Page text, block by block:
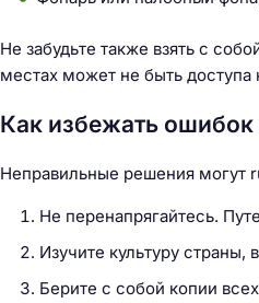
Не забудьте также взять с
местах может не быть доступа
Как избежать ошибок
Неправильные решения могут
Не перенапрягайтесь.
Изучите культуру страны,
Берите с собой копии